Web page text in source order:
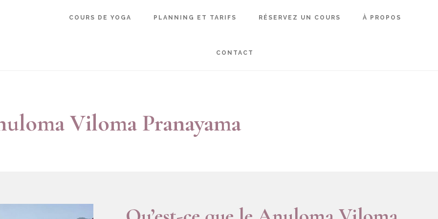
COURS DE YOGA PLANNING ET TARIFS RÉSERVEZ UN COURS À PROPOS
CONTACT
Viloma Pranayama